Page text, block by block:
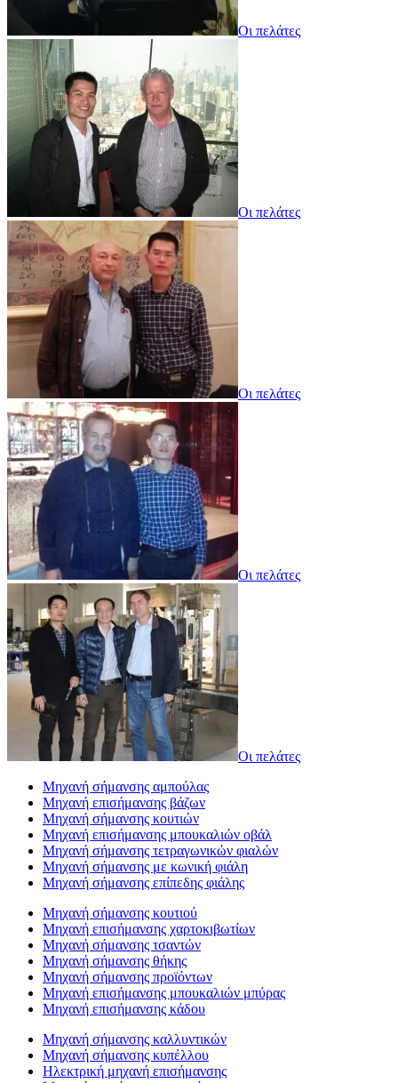
Οι πελάτες
Οι πελάτες
Οι πελάτες
Οι πελάτες
Οι πελάτες
Μηχανή σήμανσης αμπούλας
Μηχανή επισήμανσης βάζων
Μηχανή σήμανσης κουτιών
Μηχανή επισήμανσης μπουκαλιών οβάλ
Μηχανή σήμανσης τετραγωνικών φιαλών
Μηχανή σήμανσης με κωνική φιάλη
Μηχανή σήμανσης επίπεδης φιάλης
Μηχανή σήμανσης κουτιού
Μηχανή επισήμανσης χαρτοκιβωτίων
Μηχανή σήμανσης τσαντών
Μηχανή σήμανσης θήκης
Μηχανή σήμανσης προϊόντων
Μηχανή επισήμανσης μπουκαλιών μπύρας
Μηχανή επισήμανσης κάδου
Μηχανή σήμανσης καλλυντικών
Μηχανή σήμανσης κυπέλλου
Ηλεκτρική μηχανή επισήμανσης